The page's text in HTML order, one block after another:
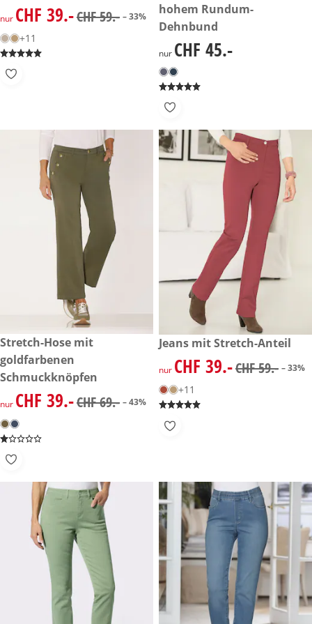
reduzierter Preis CHF 39.-, vorheriger Preis: CHF 59.-
nur CHF 39.-CHF 59.- – 33%
+11
hohem Rundum-
Dehnbund
CHF 45.-
nur CHF 45.-
reduzierter Preis CHF 39.-, vorheriger Preis: CHF 69.-
-43%
Stretch-Hose mit
goldfarbenen
Schmuckknöpfen
reduzierter Preis CHF 39.-, vorheriger Preis: CHF 69.-
nur CHF 39.-CHF 69.- – 43%
reduzierter Preis CHF 39.-,
-33%
Jeans mit Stretch-Anteil
reduzierter Preis CHF 39.-,
nur CHF 39.-CHF 59.- – 33%
+11